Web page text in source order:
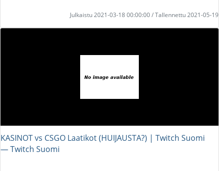
Julkaistu 2021-03-18 00:00:00 / Tallennettu 2021-05-19
KASINOT vs CSGO Laatikot (HUIJAUSTA?) | Twitch Suomi
― Twitch Suomi